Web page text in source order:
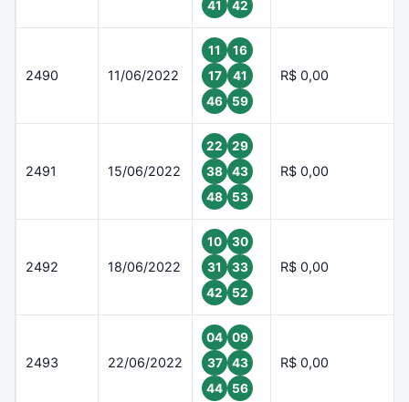
41 42
2490 11/06/2022
11
16
17
41
46
59
R$ 0,00
2491 15/06/2022
22
29
38
43
48
53
R$ 0,00
2492 18/06/2022
10
30
31
33
42
52
R$ 0,00
2493 22/06/2022
04
09
37
43
44
56
R$ 0,00